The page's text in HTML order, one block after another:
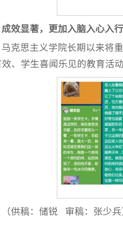
成效显著，更加入脑入心入行
马克思主义学院长期以来将
、学生喜闻乐见的教育活
（供稿：储锐 审稿：张少兵